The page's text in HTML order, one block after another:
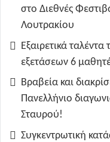
στο Διεθνές
Λουτρακίου
Εξαιρετικά
εξετάσεων 6
Βραβεία και
Πανελλήνιο
Σταυρού!
Συγκεντρωτική